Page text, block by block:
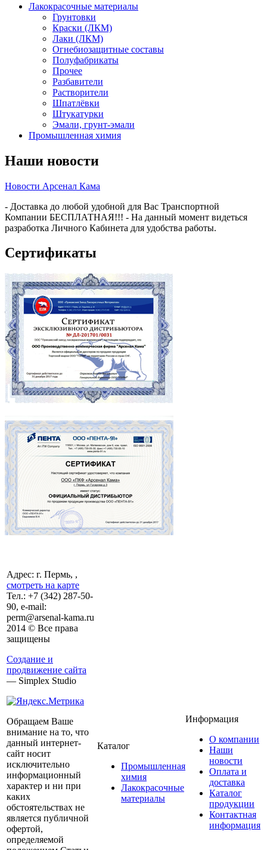
Лакокрасочные материалы
Грунтовки
Краски (ЛКМ)
Лаки (ЛКМ)
Огнебиозащитные составы
Полуфабрикаты
Прочее
Разбавители
Растворители
Шпатлёвки
Штукатурки
Эмали, грунт-эмали
Промышленная химия
Наши новости
Новости Арсенал Кама
- Доставка до любой удобной для Вас Транспортной
Компании БЕСПЛАТНАЯ!!! - На данный момент видеться
разработка Личного Кабинета для удобства работы.
Сертификаты
Адрес: г. Пермь, ,
смотреть на карте
Тел.: +7 (342) 287-50-
90, e-mail:
perm@arsenal-kama.ru
2014 © Все права
защищены
Создание и
продвижение сайта
— Simplex Studio
Обращаем Ваше
внимание на то, что
данный интернет-
сайт носит
исключительно
информационный
характер и ни при
каких
обстоятельствах не
является публичной
офертой,
определяемой
Каталог
Промышленная
химия
Лакокрасочные
материалы
Информация
О компании
Наши
новости
Оплата и
доставка
Каталог
продукции
Контактная
информация